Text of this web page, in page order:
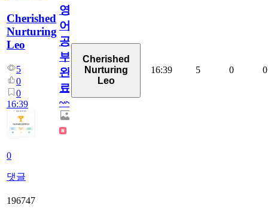
Cherished
Nurturing
Leo
5
0
0
16:39
0
댓글
영
어
공
부
완
료
~~
Cherished
Nurturing
Leo
16:39 5 0 0
196747